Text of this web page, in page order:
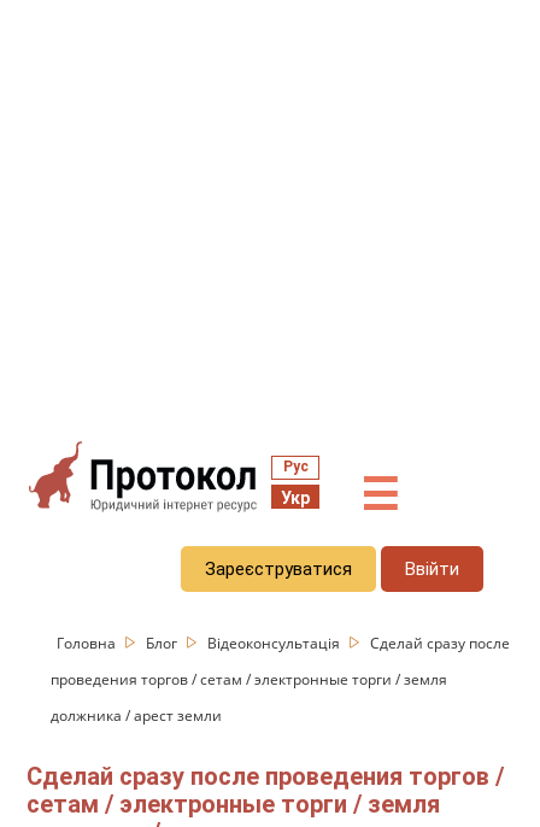
Рус
Укр ☰
Зареєструватися Ввійти
Головна Блог Відеоконсультація
Сделай сразу после
проведения торгов / сетам / электронные торги / земля
должника / арест земли
Сделай сразу после проведения торгов /
сетам / электронные торги / земля